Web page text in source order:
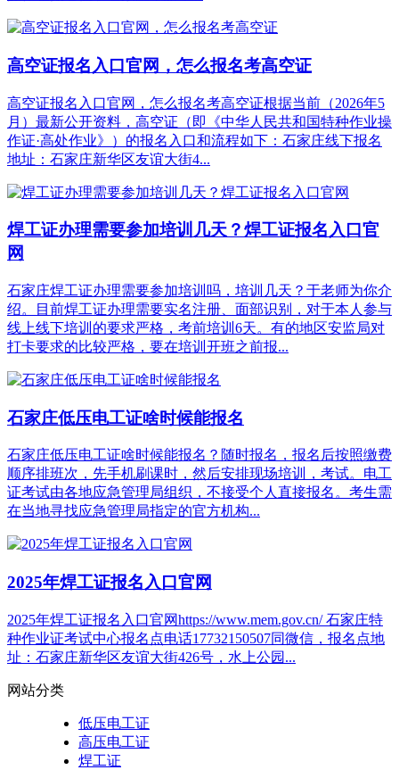
高空证报名入口官网，怎么报名考高空证
高空证报名入口官网，怎么报名考高空证根据当前（2026年5
月）最新公开资料，‌高空证‌（即《中华人民共和国特种作业操
作证·高处作业》）的报名入口和流程如下：石家庄线下报名
地址：石家庄新华区友谊大街4...
焊工证办理需要参加培训几天？焊工证报名入口官
网
石家庄焊工证办理需要参加培训吗，培训几天？于老师为你介
绍。目前焊工证办理需要实名注册、面部识别，对于本人参与
线上线下培训的要求严格，考前培训6天。有的地区安监局对
打卡要求的比较严格，要在培训开班之前报...
石家庄低压电工证啥时候能报名
石家庄低压电工证啥时候能报名？随时报名，报名后按照缴费
顺序排班次，先手机刷课时，然后安排现场培训，考试。‌‌电工
证考试由各地应急管理局组织，不接受个人直接报名。考生需
在当地寻找应急管理局指定的官方机构...
2025年焊工证报名入口官网
2025年焊工证报名入口官网https://www.mem.gov.cn/ 石家庄特
种作业证考试中心报名点电话17732150507同微信，报名点地
址：石家庄新华区友谊大街426号，水上公园...
网站分类
低压电工证
高压电工证
焊工证